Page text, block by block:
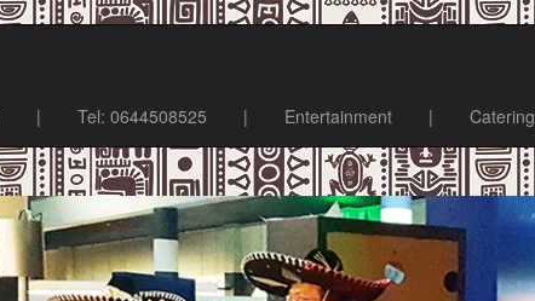
| Tel: 0644508525 | Entertainment | Catering